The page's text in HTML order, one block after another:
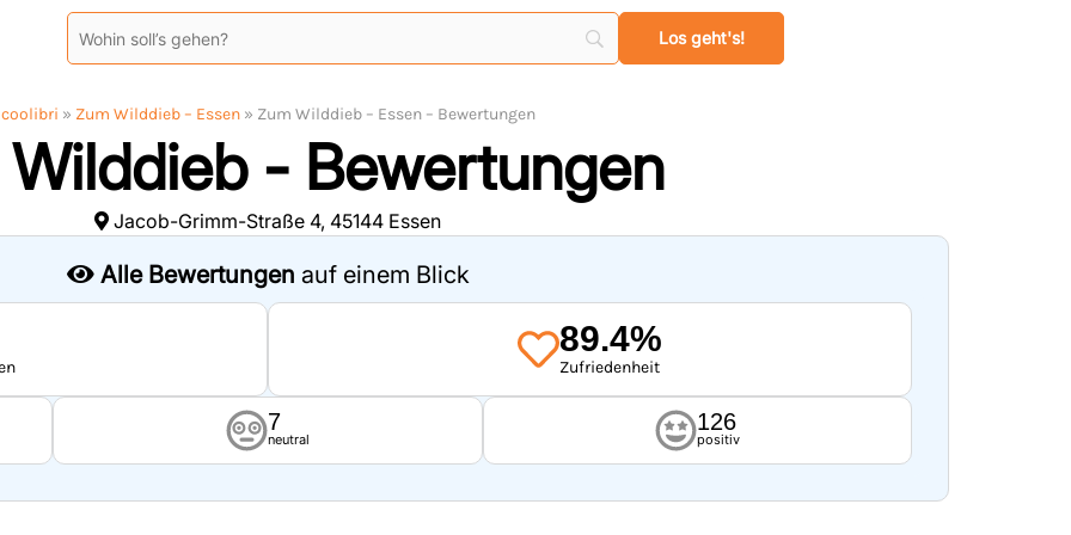
coolibri » Zum Wilddieb – Essen» Zum Wilddieb – Essen – Bewertungen
- Bewertungen
Jacob-Grimm-Straße 4, 45144 Essen
Alle Bewertungen auf einem Blick
89.4%
Zufriedenheit
7
neutral
126
positiv